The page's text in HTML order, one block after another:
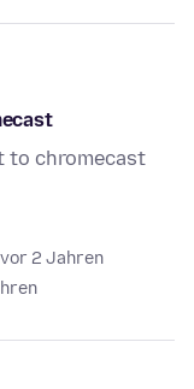
to chromecast
2 Jahren